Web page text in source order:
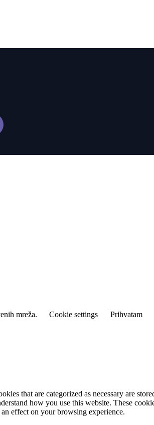
mreža. Cookie settings
Prihvatam
that are categorized as necessary are
how you use this website. These
effect on your browsing experience.